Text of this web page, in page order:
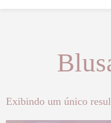
Exibindo um único